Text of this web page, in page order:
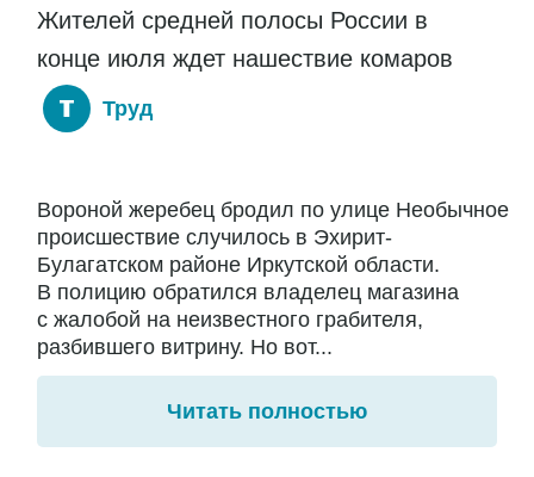
Жителей средней полосы России в
конце июля ждет нашествие комаров
Труд
Вороной жеребец бродил по улице Необычное
происшествие случилось в Эхирит-
Булагатском районе Иркутской области.
В полицию обратился владелец магазина
с жалобой на неизвестного грабителя,
разбившего витрину. Но вот...
Читать полностью